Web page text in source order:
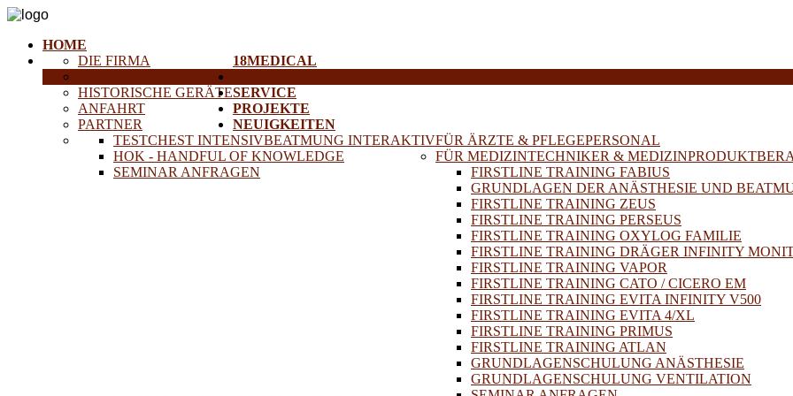
HOME
18MEDICAL
DIE FIRMA
HISTORISCHE GERÄTE
ANFAHRT
PARTNER
FÜR ÄRZTE & PFLEGEPERSONAL
TESTCHEST INTENSIVBEATMUNG INTERAKTIV
HOK - HANDFUL OF KNOWLEDGE
SEMINAR ANFRAGEN
FÜR MEDIZINTECHNIKER &
FIRSTLINE TRAINING FABIUS
GRUNDLAGEN DER ANÄSTHESIE UND
FIRSTLINE TRAINING ZEUS
FIRSTLINE TRAINING PERSEUS
FIRSTLINE TRAINING OXYLOG FAMILIE
FIRSTLINE TRAINING DRÄGER INFINITY
FIRSTLINE TRAINING VAPOR
FIRSTLINE TRAINING CATO / CICERO EM
FIRSTLINE TRAINING EVITA INFINITY V500
FIRSTLINE TRAINING EVITA 4/XL
FIRSTLINE TRAINING PRIMUS
FIRSTLINE TRAINING ATLAN
GRUNDLAGENSCHULUNG ANÄSTHESIE
GRUNDLAGENSCHULUNG VENTILATION
SERVICE
PROJEKTE
NEUIGKEITEN